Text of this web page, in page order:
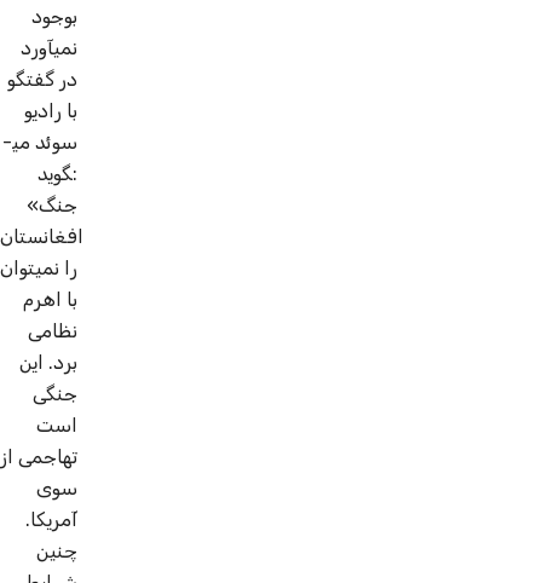
بوجود
نمی­آورد
در گفتگو
با رادیو
سوئد می­
گوید:
«جنگ
افغانستان
را نمی­توان
با اهرم
نظامی
برد. این
جنگی
است
تهاجمی از
سوی
آمریکا.
چنین